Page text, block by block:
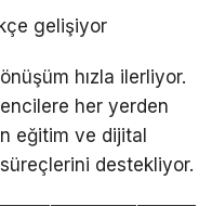
gelişiyor
hızla ilerliyor.
her yerden
eğitim ve dijital
destekliyor.